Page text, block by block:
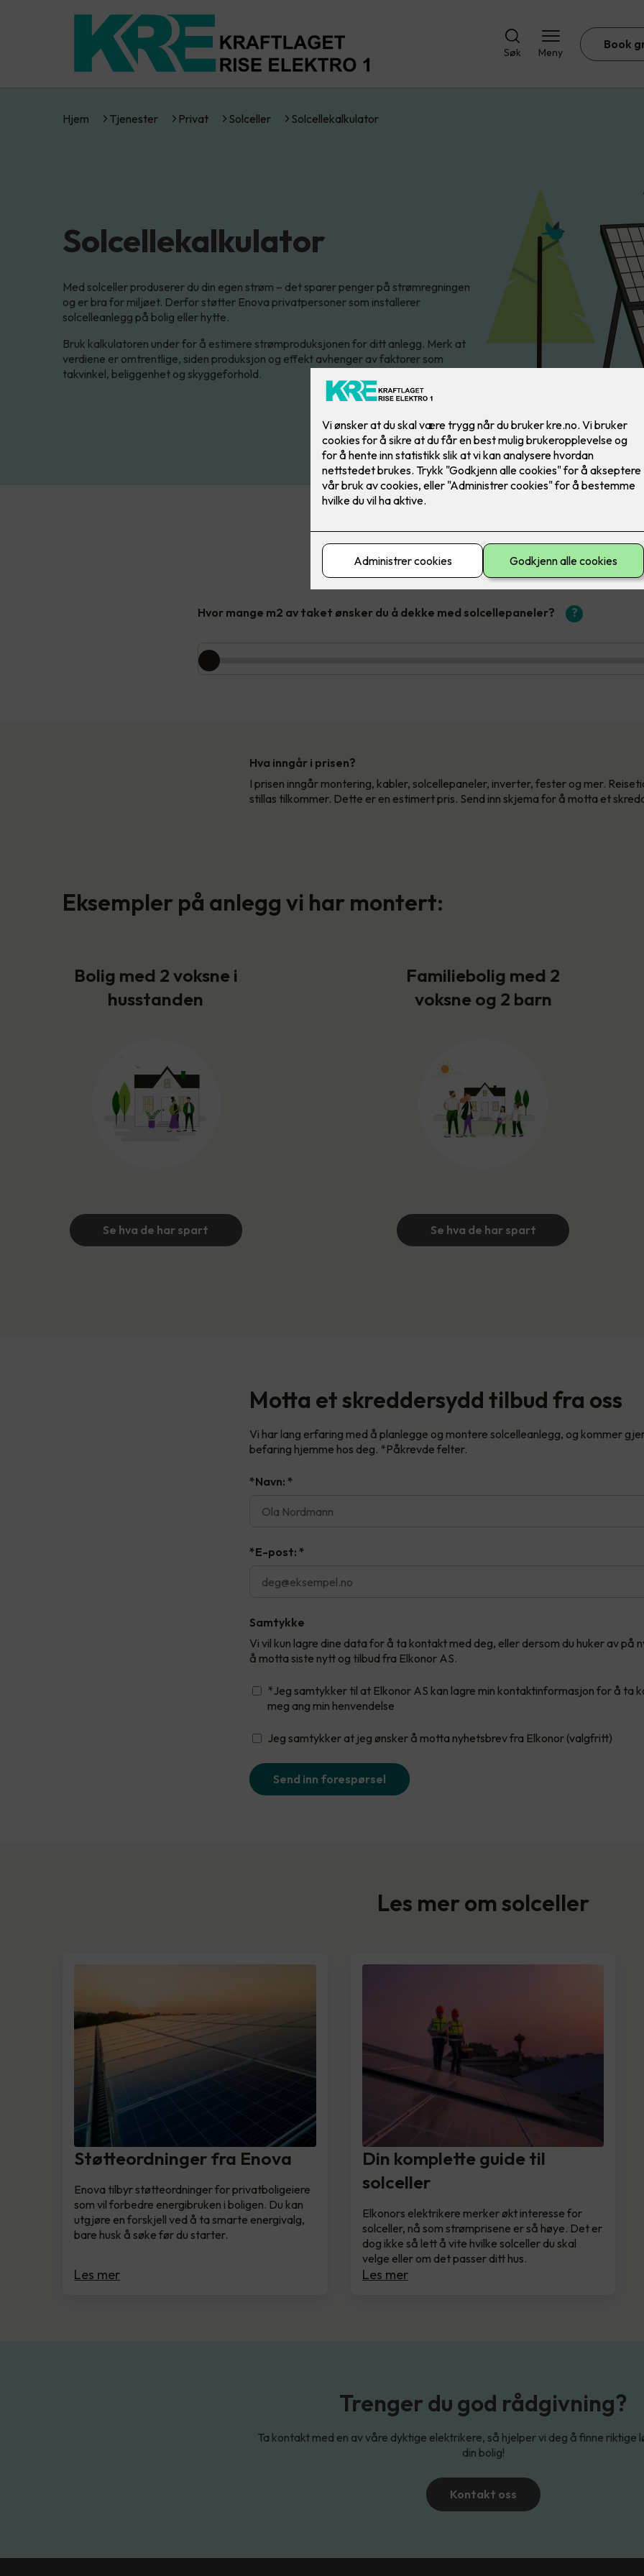
Søk Meny
Book
Hjem Tjenester Privat Solceller Solcellekalkulator
Solcellekalkulator
Med solceller produserer du din egen strøm – det sparer penger på strømregningen
og er bra for miljøet. Derfor støtter Enova privatpersoner som installerer
solcelleanlegg på bolig eller hytte.
Bruk kalkulatoren under for å estimere strømproduksjonen for ditt anlegg. Merk at
verdiene er omtrentlige, siden produksjon og effekt avhenger av faktorer som
takvinkel, beliggenhet og skyggeforhold.
Beregn pris på solceller
Hvor mange m2 av taket ønsker du å dekke med solcellepaneler? ?
Hva inngår i prisen?
I prisen inngår montering, kabler, solcellepaneler, inverter, fester og mer.
stillas tilkommer. Dette er en estimert pris. Send inn skjema for å motta et
Eksempler på anlegg vi har montert:
Bolig med 2 voksne i
husstanden
Se hva de har spart
Familiebolig med 2
voksne og 2 barn
Se hva de har spart
Motta et skreddersydd tilbud fra oss
Vi har lang erfaring med å planlegge og montere solcelleanlegg, og kommer
befaring hjemme hos deg. *Påkrevde felter.
*Navn: *
*E-post: *
Samtykke
Vi vil kun lagre dine data for å ta kontakt med deg, eller dersom du huker av på
å motta siste nytt og tilbud fra Elkonor AS.
*Jeg samtykker til at Elkonor AS kan lagre min kontaktinformasjon for å ta
meg ang min henvendelse
Jeg samtykker at jeg ønsker å motta nyhetsbrev fra Elkonor (valgfritt)
Send inn forespørsel
Les mer om solceller
Støtteordninger fra Enova
Enova tilbyr støtteordninger for privatboligeiere
som vil forbedre energibruken i boligen. Du kan
utgjøre en forskjell ved å ta smarte energivalg,
bare husk å søke før du starter.
Les mer
Din komplette guide til
solceller
Elkonors elektrikere merker økt interesse for
solceller, nå som strømprisene er så høye. Det er
dog ikke så lett å vite hvilke solceller du skal
velge eller om det passer ditt hus.
Les mer
Trenger du god rådgivning?
Ta kontakt med en av våre dyktige elektrikere, så hjelper vi deg å finne riktige
din bolig!
Kontakt oss